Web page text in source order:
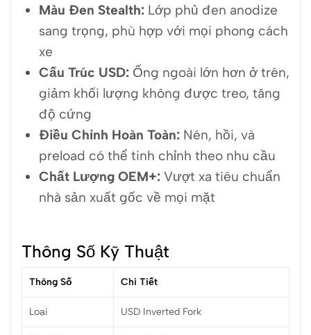
Màu Đen Stealth:Lớp phủ đen anodize
sang trọng, phù hợp với mọi phong cách
xe
Cấu Trúc USD:Ống ngoài lớn hơn ở trên,
giảm khối lượng không được treo, tăng
độ cứng
Điều Chỉnh Hoàn Toàn:Nén, hồi, và
preload có thể tinh chỉnh theo nhu cầu
Chất Lượng OEM+:Vượt xa tiêu chuẩn
nhà sản xuất gốc về mọi mặt
Thông Số Kỹ Thuật
Thông Số Chi Tiết
Loại USD Inverted Fork